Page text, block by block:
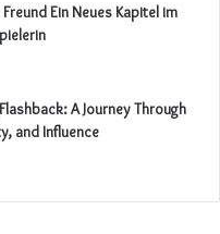
Ein Neues Kapitel im
A Journey Through
and Influence